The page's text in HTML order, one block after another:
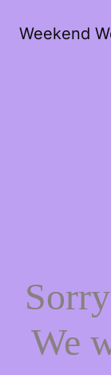
Weekend
We